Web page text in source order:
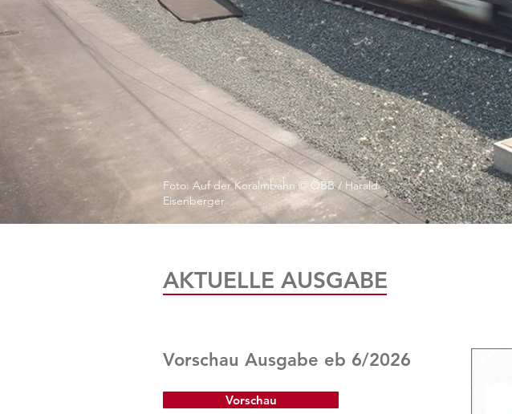
Foto: Auf der Koralmbahn © ÖBB / Harald
Eisenberger
AKTUELLE AUSGABE
Vorschau Ausgabe eb 6/2026
Vorschau